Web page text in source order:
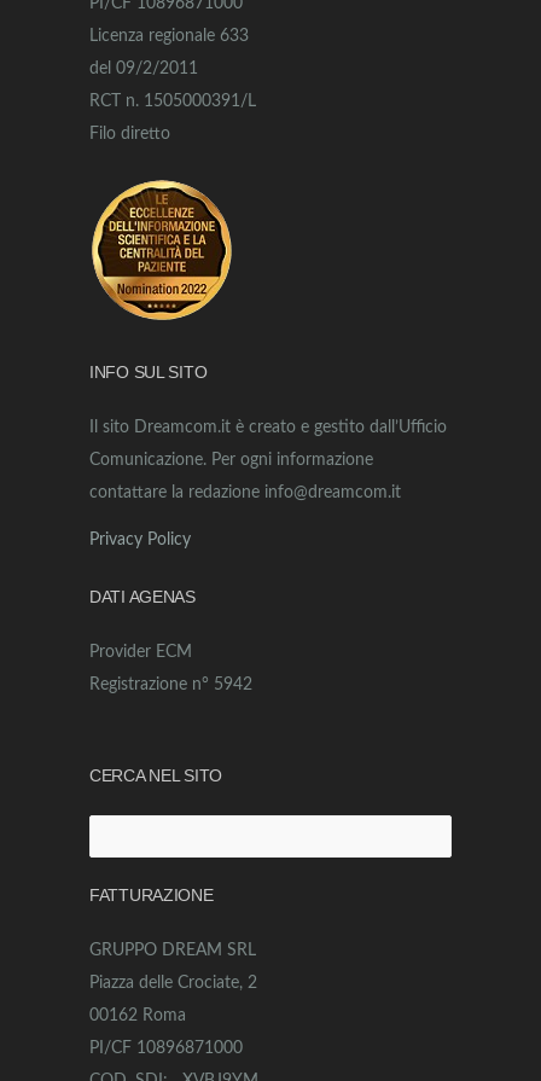
PI/CF 10896871000
Licenza regionale 633
del 09/2/2011
RCT n. 1505000391/L
Filo diretto
INFO SUL SITO
Il sito Dreamcom.it è creato e gestito dall’Ufficio
Comunicazione. Per ogni informazione
contattare la redazione info@dreamcom.it
Privacy Policy
DATI AGENAS
Provider ECM
Registrazione n° 5942
CERCA NEL SITO
FATTURAZIONE
GRUPPO DREAM SRL
Piazza delle Crociate, 2
00162 Roma
PI/CF 10896871000